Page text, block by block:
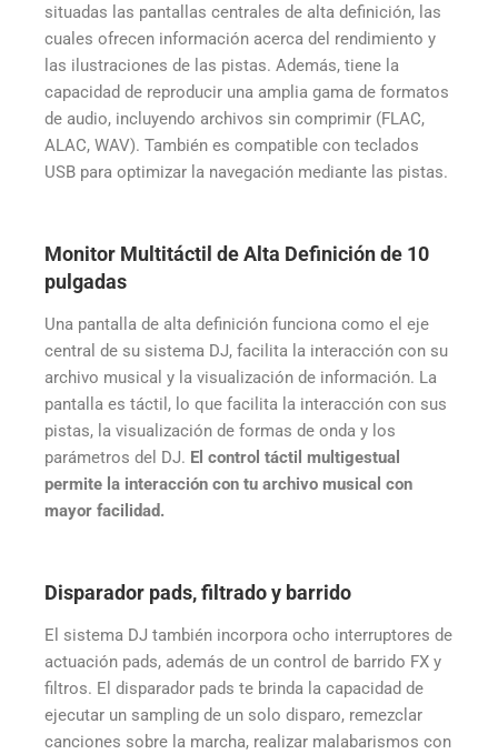
situadas las pantallas centrales de alta definición, las
cuales ofrecen información acerca del rendimiento y
las ilustraciones de las pistas. Además, tiene la
capacidad de reproducir una amplia gama de formatos
de audio, incluyendo archivos sin comprimir (FLAC,
ALAC, WAV). También es compatible con teclados
USB para optimizar la navegación mediante las pistas.
Monitor Multitáctil de Alta Definición de 10
pulgadas
Una pantalla de alta definición funciona como el eje
central de su sistema DJ, facilita la interacción con su
archivo musical y la visualización de información. La
pantalla es táctil, lo que facilita la interacción con sus
pistas, la visualización de formas de onda y los
parámetros del DJ. El control táctil multigestual
permite la interacción con tu archivo musical con
mayor facilidad.
Disparador pads, filtrado y barrido
El sistema DJ también incorpora ocho interruptores de
actuación pads, además de un control de barrido FX y
filtros. El disparador pads te brinda la capacidad de
ejecutar un sampling de un solo disparo, remezclar
canciones sobre la marcha, realizar malabarismos con